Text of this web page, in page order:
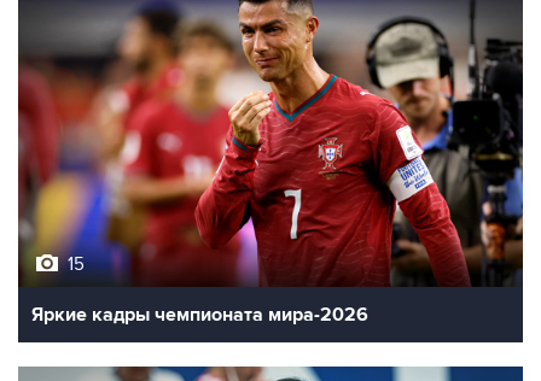
15
Яркие кадры чемпионата мира-2026